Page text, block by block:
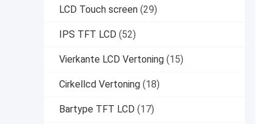
LCD Touch screen (29)
IPS TFT LCD (52)
Vierkante LCD Vertoning (15)
Cirkellcd Vertoning (18)
Bartype TFT LCD (17)